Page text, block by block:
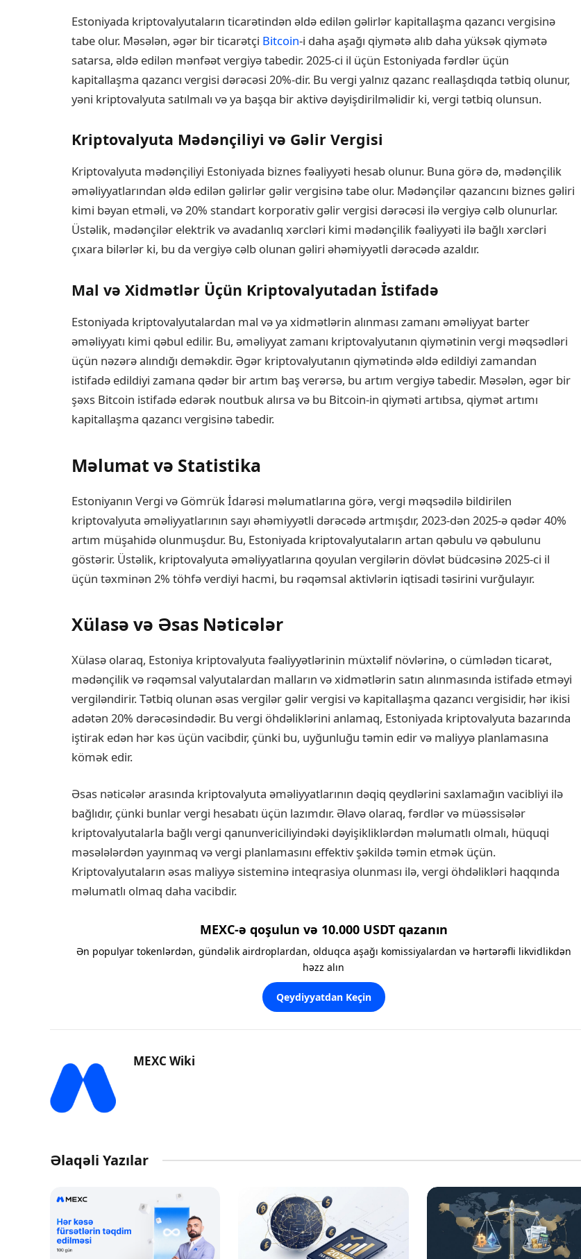
Estoniyada kriptovalyutaların ticarətindən əldə edilən gəlirlər kapitallaşma qazancı vergisinə
tabe olur. Məsələn, əgər bir ticarətçi Bitcoin-i daha aşağı qiymətə alıb daha yüksək qiymətə
satarsa, əldə edilən mənfəət vergiyə tabedir. 2025-ci il üçün Estoniyada fərdlər üçün
kapitallaşma qazancı vergisi dərəcəsi 20%-dir. Bu vergi yalnız qazanc reallaşdıqda tətbiq olunur,
yəni kriptovalyuta satılmalı və ya başqa bir aktivə dəyişdirilməlidir ki, vergi tətbiq olunsun.
Kriptovalyuta Mədənçiliyi və Gəlir Vergisi
Kriptovalyuta mədənçiliyi Estoniyada biznes fəaliyyəti hesab olunur. Buna görə də, mədənçilik
əməliyyatlarından əldə edilən gəlirlər gəlir vergisinə tabe olur. Mədənçilər qazancını biznes gəliri
kimi bəyan etməli, və 20% standart korporativ gəlir vergisi dərəcəsi ilə vergiyə cəlb olunurlar.
Üstəlik, mədənçilər elektrik və avadanlıq xərcləri kimi mədənçilik fəaliyyəti ilə bağlı xərcləri
çıxara bilərlər ki, bu da vergiyə cəlb olunan gəliri əhəmiyyətli dərəcədə azaldır.
Mal və Xidmətlər Üçün Kriptovalyutadan İstifadə
Estoniyada kriptovalyutalardan mal və ya xidmətlərin alınması zamanı əməliyyat barter
əməliyyatı kimi qəbul edilir. Bu, əməliyyat zamanı kriptovalyutanın qiymətinin vergi məqsədləri
üçün nəzərə alındığı deməkdir. Əgər kriptovalyutanın qiymətində əldə edildiyi zamandan
istifadə edildiyi zamana qədər bir artım baş verərsə, bu artım vergiyə tabedir. Məsələn, əgər bir
şəxs Bitcoin istifadə edərək noutbuk alırsa və bu Bitcoin-in qiyməti artıbsa, qiymət artımı
kapitallaşma qazancı vergisinə tabedir.
Məlumat və Statistika
Estoniyanın Vergi və Gömrük İdarəsi məlumatlarına görə, vergi məqsədilə bildirilen
kriptovalyuta əməliyyatlarının sayı əhəmiyyətli dərəcədə artmışdır, 2023-dən 2025-ə qədər 40%
artım müşahidə olunmuşdur. Bu, Estoniyada kriptovalyutaların artan qəbulu və qəbulunu
göstərir. Üstəlik, kriptovalyuta əməliyyatlarına qoyulan vergilərin dövlət büdcəsinə 2025-ci il
üçün təxminən 2% töhfə verdiyi hacmi, bu rəqəmsal aktivlərin iqtisadi təsirini vurğulayır.
Xülasə və Əsas Nəticələr
Xülasə olaraq, Estoniya kriptovalyuta fəaliyyətlərinin müxtəlif növlərinə, o cümlədən ticarət,
mədənçilik və rəqəmsal valyutalardan malların və xidmətlərin satın alınmasında istifadə etməyi
vergiləndirir. Tətbiq olunan əsas vergilər gəlir vergisi və kapitallaşma qazancı vergisidir, hər ikisi
adətən 20% dərəcəsindədir. Bu vergi öhdəliklərini anlamaq, Estoniyada kriptovalyuta bazarında
iştirak edən hər kəs üçün vacibdir, çünki bu, uyğunluğu təmin edir və maliyyə planlamasına
kömək edir.
Əsas nəticələr arasında kriptovalyuta əməliyyatlarının dəqiq qeydlərini saxlamağın vacibliyi ilə
bağlıdır, çünki bunlar vergi hesabatı üçün lazımdır. Əlavə olaraq, fərdlər və müəssisələr
kriptovalyutalarla bağlı vergi qanunvericiliyindəki dəyişikliklərdən məlumatlı olmalı, hüquqi
məsələlərdən yayınmaq və vergi planlamasını effektiv şəkildə təmin etmək üçün.
Kriptovalyutaların əsas maliyyə sisteminə inteqrasiya olunması ilə, vergi öhdəlikləri haqqında
məlumatlı olmaq daha vacibdir.
MEXC-ə qoşulun və 10.000 USDT qazanın
Ən populyar tokenlərdən, gündəlik airdroplardan, olduqca aşağı komissiyalardan və hərtərəfli likvidlikdən
həzz alın
Qeydiyyatdan Keçin
MEXC Wiki
Əlaqəli Yazılar